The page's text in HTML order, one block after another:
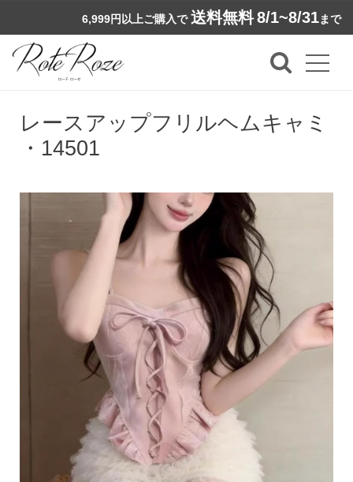
6,999円以上ご購入で 送料無料8/1~8/31まで
レースアップフリルヘムキャミ
・14501